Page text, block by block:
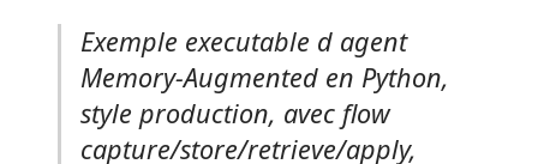
Exemple executable d agent
Memory-Augmented en Python,
style production, avec flow
capture/store/retrieve/apply,